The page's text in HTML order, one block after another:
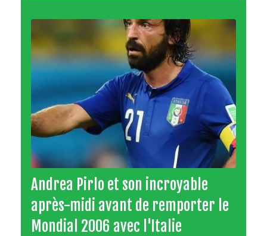
Andrea Pirlo et son incroyable
après-midi avant de remporter le
Mondial 2006 avec l'Italie